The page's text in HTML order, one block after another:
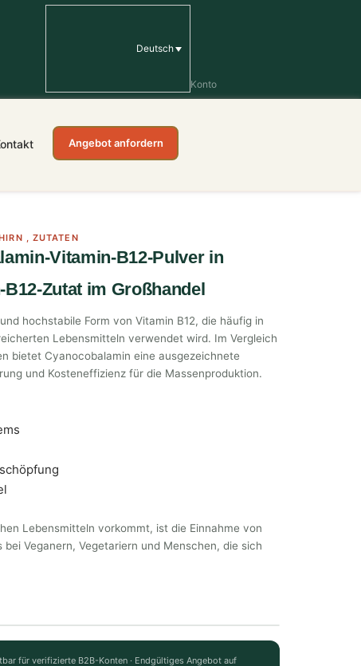
Konto
Deutsch
Angebot anfordern
, ZUTATEN
Vitamin-B12-Pulver in
Zutat im Großhandel
hochstabile Form von Vitamin B12, die häufig in
Lebensmitteln verwendet wird. Im Vergleich
bietet Cyanocobalamin eine ausgezeichnete
und Kosteneffizienz für die Massenproduktion.
Lebensmitteln vorkommt, ist die Einnahme von
Veganern, Vegetariern und Menschen, die sich
für verifizierte B2B-Konten · Endgültiges Angebot auf